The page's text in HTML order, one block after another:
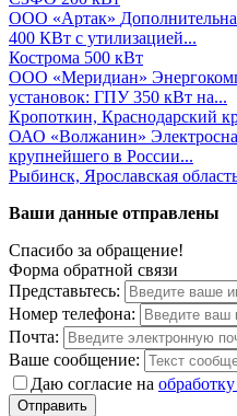
ООО «Артак»
400 КВт с утилизацией...
Кострома 500 кВт
ООО «Меридиан»
установок: ГПУ 350 кВт на...
Кропоткин, Краснодарский
ОАО «Волжанин»
крупнейшего в России...
Рыбинск, Ярославская
Ваши данные отправлены
Спасибо за обращение!
Форма обратной связи
Представьтесь:
Номер телефона:
Почта:
Ваше сообщение:
Даю согласие на
Отправить